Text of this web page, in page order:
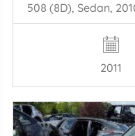
508 (8D), Sedan,
2011